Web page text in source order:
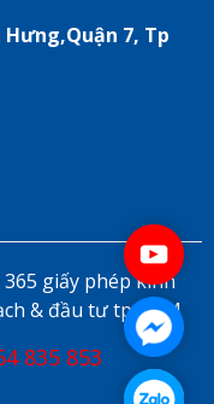
7, Tp
giấy phép kinh
& đầu tư tp HCM
835 853